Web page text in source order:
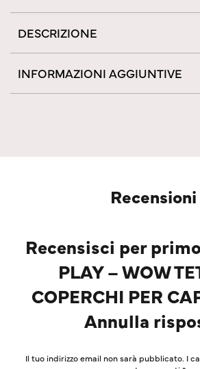
DESCRIZIONE
INFORMAZIONI AGGIUNTIVE
Recensioni
Recensisci per
PLAY – WOW
COPERCHI PER
Annulla
Il tuo indirizzo email non sarà pubblicato. I